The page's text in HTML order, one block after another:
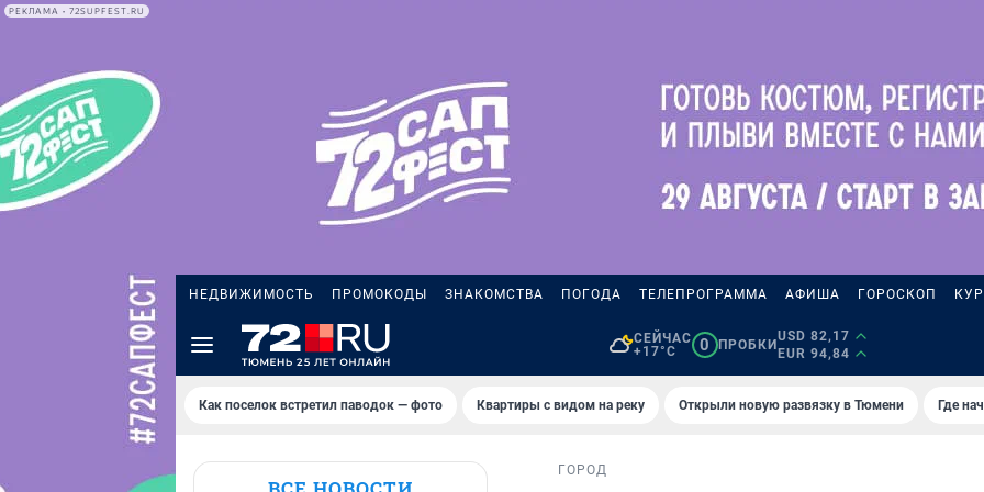
РЕКЛАМА • 72SUPFEST.RU
НЕДВИЖИМОСТЬ ПРОМОКОДЫ ЗНАКОМСТВА ПОГОДА ТЕЛЕПРОГРАММА АФИША ГОРОСКОП
СЕЙЧАС
+17°C
0 ПРОБКИ
USD 82,17
EUR 94,84
Как поселок встретил паводок — фото Квартиры с видом на реку Открыли новую развязку в Тюмени Где
ГОРОД